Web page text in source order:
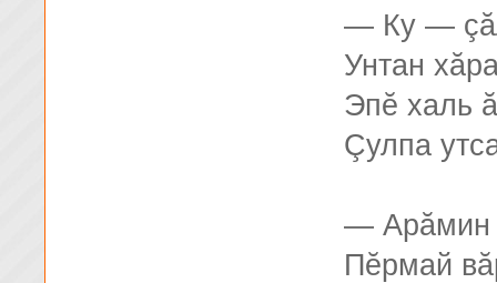
— Ку —
Унтан
Эпĕ халь
Çулпа
— Арăмин
Пĕрмай